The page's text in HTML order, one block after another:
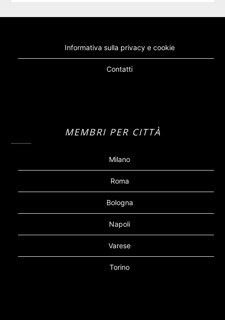
Informativa sulla privacy e cookie
Contatti
MEMBRI PER CITTÀ
Milano
Roma
Bologna
Napoli
Varese
Torino